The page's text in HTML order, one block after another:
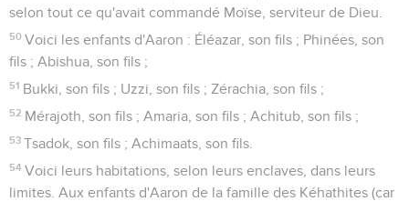
selon tout ce qu'avait commandé Moïse, serviteur de Dieu.
50 Voici les enfants d'Aaron : Éléazar, son fils ; Phinées, son
fils ; Abishua, son fils ;
51 Bukki, son fils ; Uzzi, son fils ; Zérachia, son fils ;
52 Mérajoth, son fils ; Amaria, son fils ; Achitub, son fils ;
53 Tsadok, son fils ; Achimaats, son fils.
54 Voici leurs habitations, selon leurs enclaves, dans leurs
limites. Aux enfants d'Aaron de la famille des Kéhathites (car